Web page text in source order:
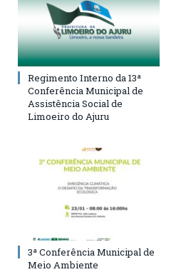
Regimento Interno da 13ª
Conferência Municipal de
Assistência Social de
Limoeiro do Ajuru
3ª Conferência Municipal de
Meio Ambiente